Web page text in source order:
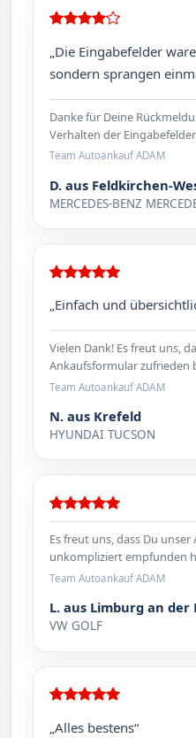
„Die Eingabefelder
sondern sprangen
Danke für Deine
Verhalten der
Team Autoankauf ADAM
D. aus Feldkirchen-
MERCEDES-BENZ
„Einfach und
Vielen Dank! Es freut uns,
Ankaufsformular zufrieden
Team Autoankauf ADAM
N. aus Krefeld
HYUNDAI TUCSON
Es freut uns, dass Du
unkompliziert empfunden
Team Autoankauf ADAM
L. aus Limburg an der
VW GOLF
„Alles bestens“